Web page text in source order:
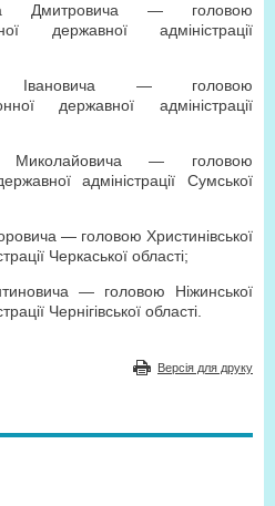
Дмитровича — головою
державної адміністрації
Івановича — головою
державної адміністрації
Миколайовича — головою
адміністрації Сумської
— головою Христинівської
Черкаської області;
— головою Ніжинської
Чернігівської області.
Версія для друку